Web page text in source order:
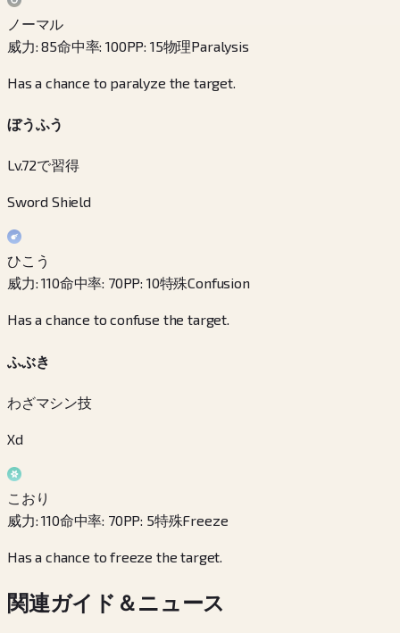
ノーマル
威力:85命中率:100PP: 15物理Paralysis
Has a chance to paralyze the target.
ぼうふう
Lv.72で習得
Sword Shield
ひこう
威力:110命中率: 70PP: 10特殊Confusion
Has a chance to confuse the target.
ふぶき
わざマシン技
Xd
こおり
威力:110命中率: 70PP: 5特殊Freeze
Has a chance to freeze the target.
関連ガイド＆ニュース